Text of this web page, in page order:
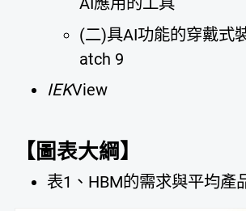
(二)具AI功能的穿戴式
atch 9
IEKView
【圖表大綱】
表1、HBM的需求與平均產